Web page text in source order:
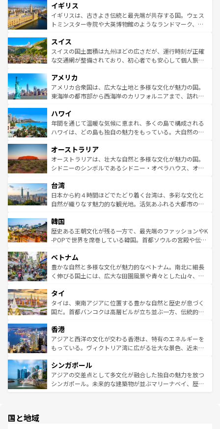
いる。シャンパンの発祥地であるランス、プロヴァンスの
香り高いラベンダー畑など、多彩な楽しみ方が可能だ。さ
らに、パリ以外の地域にも魅力が溢れており、どの街角に
れる地方に足を運ぶとそれぞれで全く異なる文化を体験で
きるだろう。 なお、新着のフランス情報はコンテンツ一覧
を参照してほしい。
顔を持つこの国は、どこを歩いても飽きることがない。ベ
ルリンの文化的活気、バイエルン州のアルプスの絶景、そ
してライン川沿いのワイン畑といった風景は必見。ビール
は、お酒好きな人にはぜひ体験してほしい。 なお、新着の
ドイツ情報はコンテンツ一覧を参照してほしい。
イギリス
イギリスは、古きよき伝統と最先端が共存する国。ウェス
トミンスター寺院や大英博物館のようなランドマーク、歴
リアごとに異なる魅力がある。また、優雅なアフタヌーン
ティー、ビール好きにはたまらない英国パブ、サッカー観
戦など、本場だからこそできる体験も豊富。イギリスを旅
ンツ一覧を参照してほしい。
スイス
スイスの国土面積は九州ほどの広さだが、運行時刻が正確
な交通網が整備されており、初心者でも安心して個人旅行
の建物がそのまま残る町や、スイスならではのユニークな
博物館もあり、アルプス観光だけでなく町歩きも満喫する
ことができる。国民の所得が高いため物価も高いが、旅行
ば市内交通費無料で観光を楽しむこともできる。 なお、新
着のスイス情報はコンテンツ一覧 を参照してほしい。
アメリカ
アメリカ合衆国は、広大な土地と多様な文化が魅力の国。
東海岸の都市部から西海岸のカリフォルニアまで、訪れる
のような巨大都市は、観光、ショッピング、エンターテイ
ンメントが詰まった刺激的なスポットだ。一方、アメリカ
西部には大自然が広がり、グランドキャニオンやイエロー
部のニューオーリンズでは、音楽と美食が融合した独特の
文化が魅力。旅行者はアメリカの各地域で異なる魅力を楽
しみながら、その多様性と豊かな歴史を感じることができ
ならではの贅沢な旅のスタイルだ。 なお、新着のアメリカ
情報はコンテンツ一覧を参照してほしい。
ハワイ
年間を通じて温暖な気候に恵まれ、多くの島で構成される
ハワイは、どの島も独自の魅力をもっている。大自然の神
ワイ島は見逃せない。また、定番の観光地といえばオアフ
島だが、静かな自然を求めるならマウイ島やカウアイ島が
おすすめ。エメラルドグリーンに輝く海をはじめ、豊かな
れるおもてなしの心で訪れる人々を迎えてくれるハワイの
人々、おいしいローカルフードやハワイアンミュージッ
ク、伝統的なフラダンスなど、すべてがハワイの魅力を彩
ワイを、存分に味わってほしい。 なお、新着のハワイ情報
はコンテンツ一覧を参照してほしい。
オーストラリア
オーストラリアは、壮大な自然と多様な文化が魅力の国。
シドニーのシンボルであるシドニー・オペラハウス、オー
リアリーフや大陸中央部にそびえるウルル（エアーズロッ
ク）、タスマニアの美しい原生林やケアンズの熱帯雨林な
ど、見どころがたくさん。また、カフェやワイン、オージ
いる。アクティビティも充実しており、サーフィンやダイ
ビング、ハイキングなど、アウトドア好きにはたまらな
い。オーストラリアの多彩な魅力を存分に味わいつくそ
参照してほしい。
台湾
日本から約４時間ほどでたどり着く台湾は、多彩な文化と
自然が織りなす魅力的な観光地。活気あふれる大都市の台
ン）、静ひつな山岳地帯である台湾東部など、都市の喧騒
と山間の静けさが共存しており、訪れる人に新しい発見と
驚きをもたらしてくれる。また、奥深い台湾の食文化も魅
容にもいいと評判のスイーツなど、バラエティ豊かな料理
が味わえる。 なお、新着の台湾情報は コンテンツ一覧を参
照してほしい。
韓国
歴史ある王朝文化が残る一方で、最先端のファッションやK
-POPで世界を席巻している韓国。首都ソウルの宮殿や伝統
き、地方に足を延ばせば四季折々の自然美を楽しむことが
できる。そして、キムチや焼肉、絶品のストリートフード
まで、さまざまな韓国料理が待っている。夜には、韓国な
リティに包まれながら、韓国の多彩な魅力を心ゆくまで味
わってみてほしい。 なお、新着の韓国情報はコンテンツ一
覧を参照してほしい。
ベトナム
豊かな自然と多様な文化が魅力的なベトナム。南北に細長
く伸びる国土には、広大な田園風景や青々とした山々、世
急速な発展と共に伝統が息づく。ハノイの古い町並みやホ
ーチミン市のフランス統治時代の建物も、独特の雰囲気を
醸し出している。また、バラエティの豊かさとおいしさで
とつ。フォーやバインミー、ベトナムコーヒーなどは、ぜ
ひ現地で味わいたい。どの地域を訪れてもあたたかい人々
が旅行者を迎えてくれるので、きっと忘れられない旅にな
参照してほしい。
タイ
タイは、東南アジアに位置する豊かな自然と歴史が息づく
国だ。首都バンコクは高層ビルが立ち並ぶ一方、伝統的な
の活気が交差している。北部ではチェンマイなどの山岳地
帯で自然と触れ合い、南部ではプーケットやクラビの美し
いビーチでリゾート気分を楽しむことができる。タイ料理
激する。気候は一年中温暖で、どの季節にも異なる楽しみ
が待っている。親しみやすいタイの人々、仏教を中心とし
た文化、そして多様な観光資源が、訪れる旅人を魅了し続
香港
アジアと西洋の文化が交わる香港は、特有のエネルギーを
もっている。ヴィクトリア湾に広がる壮大な景色、近未来
み、どこを訪れても感動するはず。観光スポットが密集し
ており、効率よく見どころを回れるのも魅力。息をのむよ
うな絶景から文化的な体験まで、香港を存分に楽しみ尽く
シンガポール
アジアの交差点として多文化が融合した独自の魅力を放つ
シンガポール。未来的な建築物が並ぶマリーナベイ、歴史
国と地域